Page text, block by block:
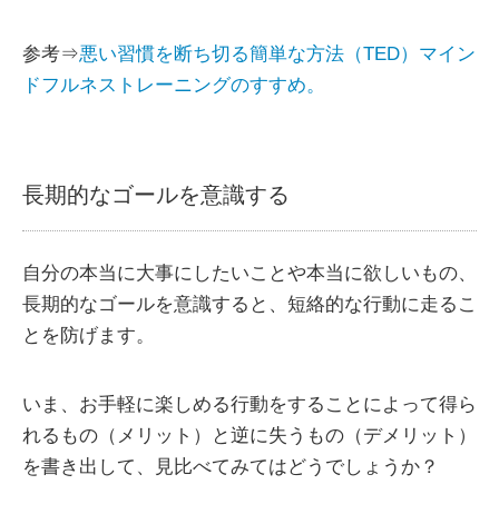
参考⇒悪い習慣を断ち切る簡単な方法（TED）マイン
ドフルネストレーニングのすすめ。
長期的なゴールを意識する
自分の本当に大事にしたいことや本当に欲しいもの、
長期的なゴールを意識すると、短絡的な行動に走るこ
とを防げます。
いま、お手軽に楽しめる行動をすることによって得ら
れるもの（メリット）と逆に失うもの（デメリット）
を書き出して、見比べてみてはどうでしょうか？